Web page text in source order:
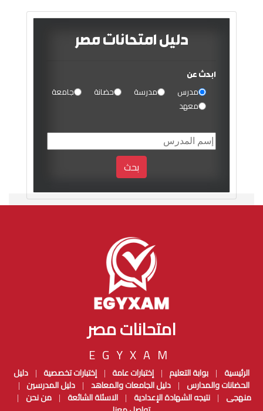
دليل امتحانات مصر
ابحث عن
مدرس مدرسة حضانة
جامعة
معهد
بحث
امتحانات مصر
EGYXAM
الرئيسية | بوابة التعليم | إختبارات عامة | إختبارات تخصصية | دليل
الحضانات والمدارس | دليل الجامعات والمعاهد | دليل المدرسين |
منهجى |نتيجه الشهادة الإعدادية |الاسئلة الشائعة |من نحن |